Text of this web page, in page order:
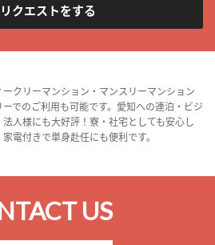
クエストをする
クリーマンション・マンスリーマンション
でのご利用も可能です。愛知への連泊・ビジ
人様にも大好評！寮・社宅としても安心し
電付きで単身赴任にも便利です。
US